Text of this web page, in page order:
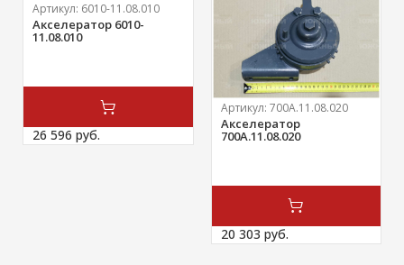
Артикул: 6010-11.08.010
Акселератор 6010-
11.08.010
26 596 руб.
Артикул: 700А.11.08.020
Акселератор
700А.11.08.020
20 303 руб.